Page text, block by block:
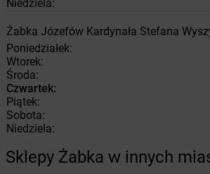
Niedziela:
Żabka Józefów Kardynała Stefana
Poniedziałek:
Wtorek:
Środa:
Czwartek:
Piątek:
Sobota:
Niedziela:
Sklepy Żabka w innych